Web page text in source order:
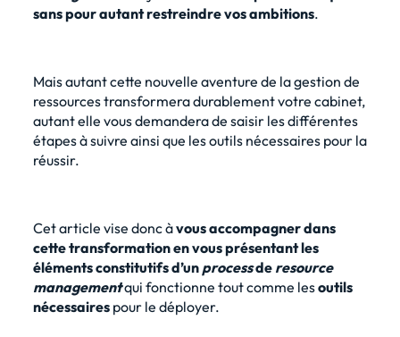
sans pour autant restreindre vos ambitions.
Mais autant cette nouvelle aventure de la gestion de
ressources transformera durablement votre cabinet,
autant elle vous demandera de saisir les différentes
étapes à suivre ainsi que les outils nécessaires pour la
réussir.
Cet article vise donc àvous accompagner dans
cette transformation en vous présentant les
éléments constitutifs d’un processde resource
managementqui fonctionne tout comme lesoutils
nécessairespour le déployer.